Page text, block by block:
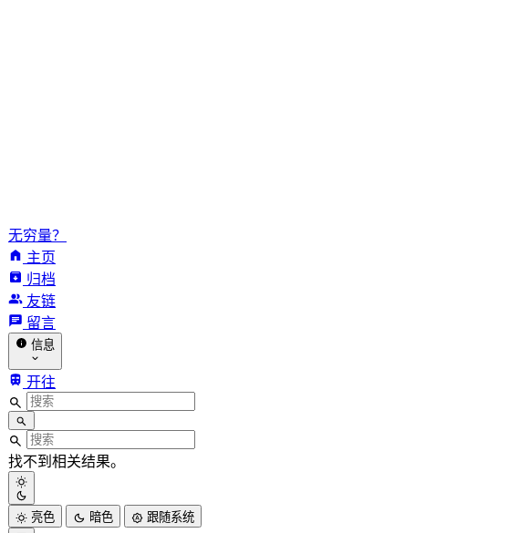
无穷量？
主页
归档
友链
留言
信息
开往
找不到相关结果。
亮色 暗色 跟随系统